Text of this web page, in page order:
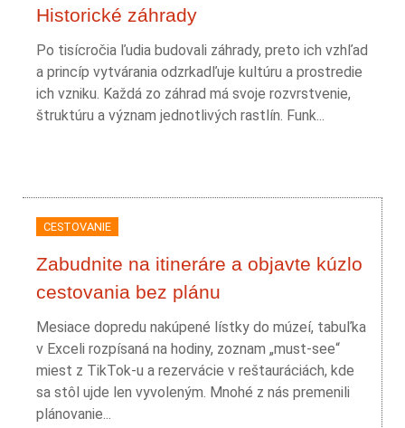
Historické záhrady
Po tisícročia ľudia budovali záhrady, preto ich vzhľad
a princíp vytvárania odzrkadľuje kultúru a prostredie
ich vzniku. Každá zo záhrad má svoje rozvrstvenie,
štruktúru a význam jednotlivých rastlín. Funk...
CESTOVANIE
Zabudnite na itineráre a objavte kúzlo
cestovania bez plánu
Mesiace dopredu nakúpené lístky do múzeí, tabuľka
v Exceli rozpísaná na hodiny, zoznam „must-see“
miest z TikTok-u a rezervácie v reštauráciách, kde
sa stôl ujde len vyvoleným. Mnohé z nás premenili
plánovanie...